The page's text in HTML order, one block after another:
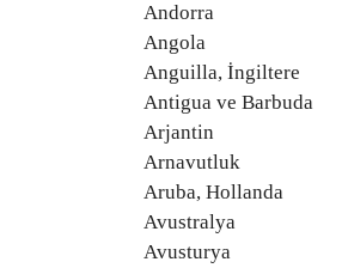
Andorra
Angola
Anguilla, İngiltere
Antigua ve Barbuda
Arjantin
Arnavutluk
Aruba, Hollanda
Avustralya
Avusturya